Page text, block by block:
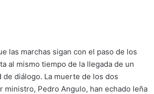
las marchas sigan con el paso de los
al mismo tiempo de la llegada de un
diálogo. La muerte de los dos
Pedro Angulo, han echado leña